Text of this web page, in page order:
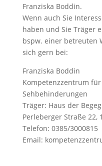
Franziska Boddin.
Wenn auch Sie
haben und Sie Träger
bspw. einer betreuten
sich gern bei:
Franziska Boddin
Kompetenzzentrum
Sehbehinderungen
Träger: Haus der
Perleberger Straße 22,
Telefon: 0385/3000815
Email: